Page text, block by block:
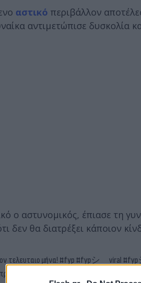
αστικό περιβάλλον
αντιμετώπισε δυσκολία
ο αστυνομικός, έπιασε τη
δεν θα διατρέξει κάποιον
τελευταιο μήνα! #fyp #fypシ゚viral #fyp
ήχος – Panos Dimakis